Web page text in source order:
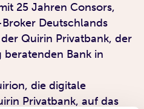
25 Jahren Consors,
Deutschlands
Quirin Privatbank, der
Bank in
die digitale
Privatbank, auf das